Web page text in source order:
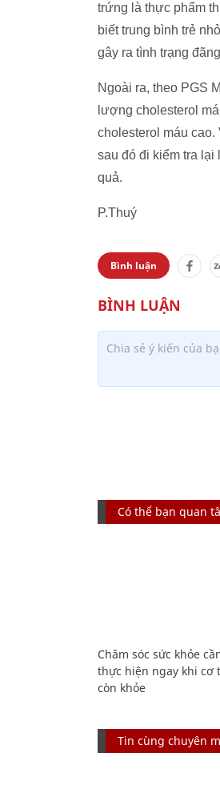
trứng là thực phẩm
biết trung bình trẻ
gây ra tình trạng
Ngoài ra, theo PGS
lượng cholesterol
cholesterol máu
sau đó đi kiểm tra lại
quả.
P.Thuý
Bình luận
Có thể bạn quan
Chăm sóc sức khỏe
thực hiện ngay khi cơ
còn khỏe
Tin cùng chuyên